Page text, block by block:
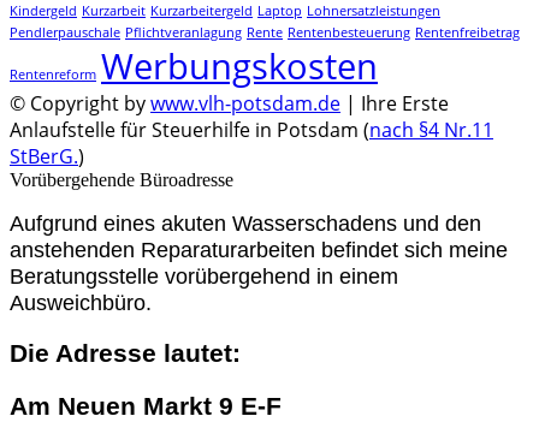
Kindergeld Kurzarbeit Kurzarbeitergeld Laptop Lohnersatzleistungen
Pendlerpauschale Pflichtveranlagung Rente Rentenbesteuerung Rentenfreibetrag
Rentenreform Werbungskosten
© Copyright bywww.vlh-potsdam.de | Ihre Erste
Anlaufstelle für Steuerhilfe in Potsdam (nach §4 Nr.11
StBerG.)
Vorübergehende Büroadresse
Aufgrund eines akuten Wasserschadens und den
anstehenden Reparaturarbeiten befindet sich meine
Beratungsstelle vorübergehend in einem
Ausweichbüro.
Die Adresse lautet:
Am Neuen Markt 9 E-F